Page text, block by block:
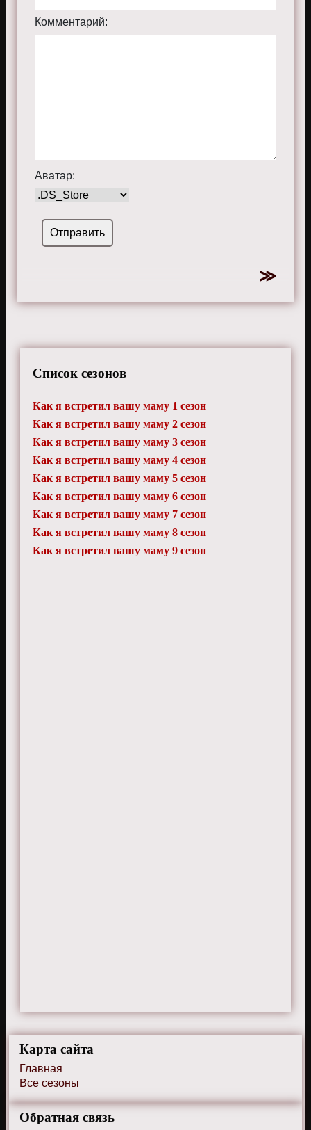
Комментарий:
Аватар:
Список сезонов
Как я встретил вашу маму 1 сезон
Как я встретил вашу маму 2 сезон
Как я встретил вашу маму 3 сезон
Как я встретил вашу маму 4 сезон
Как я встретил вашу маму 5 сезон
Как я встретил вашу маму 6 сезон
Как я встретил вашу маму 7 сезон
Как я встретил вашу маму 8 сезон
Как я встретил вашу маму 9 сезон
Карта сайта
Главная
Все сезоны
Обратная связь